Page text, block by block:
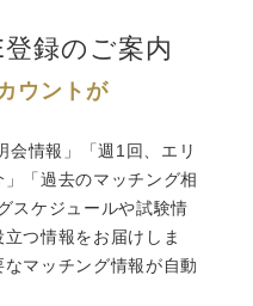
録のご案内
ウントが
会情報」「週1回、エリ
「過去のマッチング相
スケジュールや試験情
つ情報をお届けしま
マッチング情報が自動